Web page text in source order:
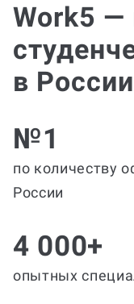
Work5 —
в России
№1
по количеству
России
4 000+
опытных